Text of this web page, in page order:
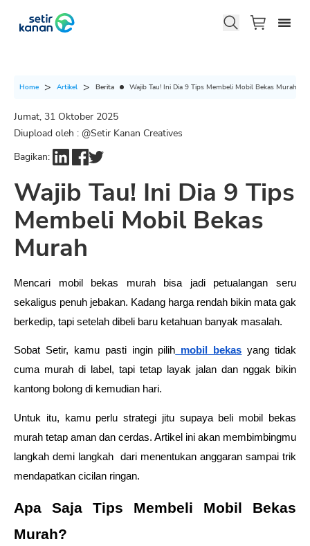
Home Artikel Berita Wajib Tau! Ini Dia 9 Tips Membeli Mobil Bekas Murah
Jumat, 31 Oktober 2025
Diupload oleh : @Setir Kanan Creatives
Bagikan:
Wajib Tau! Ini Dia 9 Tips
Membeli Mobil Bekas
Murah
Mencari mobil bekas murah bisa jadi petualangan seru
sekaligus penuh jebakan. Kadang harga rendah bikin mata gak
berkedip, tapi setelah dibeli baru ketahuan banyak masalah.
Sobat Setir, kamu pasti ingin pilih mobil bekas yang tidak
cuma murah di label, tapi tetap layak jalan dan nggak bikin
kantong bolong di kemudian hari.
Untuk itu, kamu perlu strategi jitu supaya beli mobil bekas
murah tetap aman dan cerdas. Artikel ini akan membimbingmu
langkah demi langkah  dari menentukan anggaran sampai trik
mendapatkan cicilan ringan.
Apa Saja Tips Membeli Mobil Bekas
Murah?